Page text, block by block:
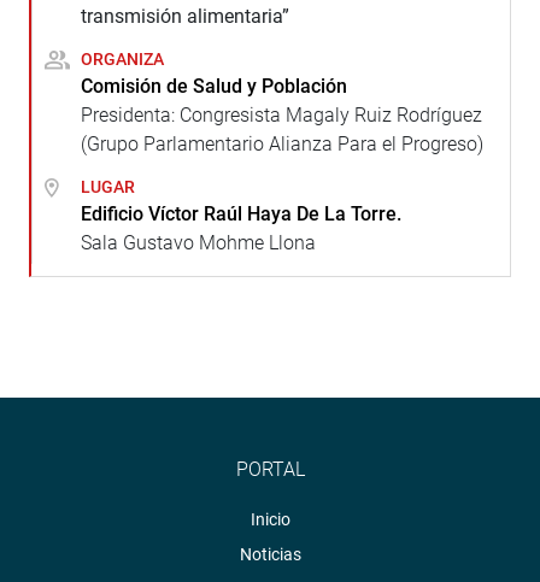
transmisión alimentaria”
ORGANIZA
Comisión de Salud y Población
Presidenta: Congresista Magaly Ruiz Rodríguez
(Grupo Parlamentario Alianza Para el Progreso)
LUGAR
Edificio Víctor Raúl Haya De La Torre.
Sala Gustavo Mohme Llona
PORTAL
Inicio
Noticias